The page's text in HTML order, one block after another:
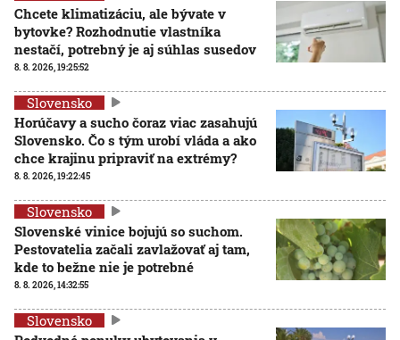
Chcete klimatizáciu, ale bývate v
bytovke? Rozhodnutie vlastníka
nestačí, potrebný je aj súhlas susedov
8. 8. 2026, 19:25:52
Slovensko
Horúčavy a sucho čoraz viac zasahujú
Slovensko. Čo s tým urobí vláda a ako
chce krajinu pripraviť na extrémy?
8. 8. 2026, 19:22:45
Slovensko
Slovenské vinice bojujú so suchom.
Pestovatelia začali zavlažovať aj tam,
kde to bežne nie je potrebné
8. 8. 2026, 14:32:55
Slovensko